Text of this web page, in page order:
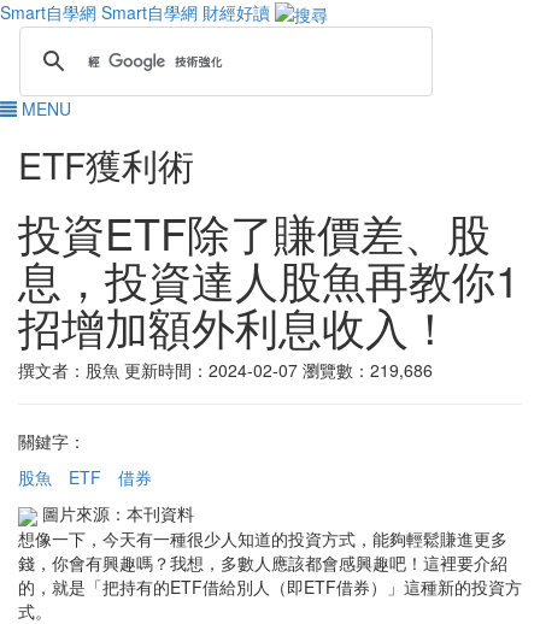
Smart自學網 Smart自學網 財經好讀
MENU
ETF獲利術
投資ETF除了賺價差、股
息，投資達人股魚再教你1
招增加額外利息收入！
撰文者：股魚 更新時間：2024-02-07 瀏覽數：219,686
關鍵字：
股魚
ETF
借券
圖片來源：本刊資料
想像一下，今天有一種很少人知道的投資方式，能夠輕鬆賺進更多
錢，你會有興趣嗎？我想，多數人應該都會感興趣吧！這裡要介紹
的，就是「把持有的ETF借給別人（即ETF借券）」這種新的投資方
式。